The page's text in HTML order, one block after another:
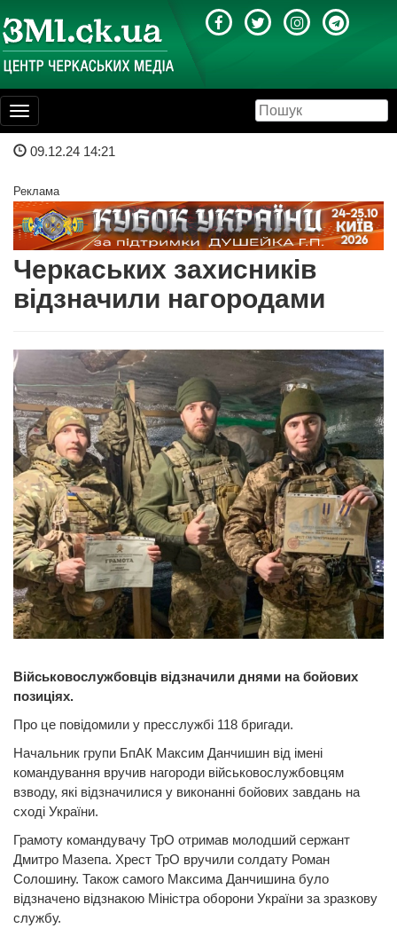
Toggle
navigation
09.12.24 14:21
Реклама
Черкаських захисників
відзначили нагородами
Військовослужбовців відзначили днями на бойових
позиціях.
Про це повідомили у пресслужбі 118 бригади.
Начальник групи БпАК Максим Данчишин від імені
командування вручив нагороди військовослужбовцям
взводу, які відзначилися у виконанні бойових завдань на
сході України.
Грамоту командувачу ТрО отримав молодший сержант
Дмитро Мазепа. Хрест ТрО вручили солдату Роман
Солошину. Також самого Максима Данчишина було
відзначено відзнакою Міністра оборони України за зразкову
службу.